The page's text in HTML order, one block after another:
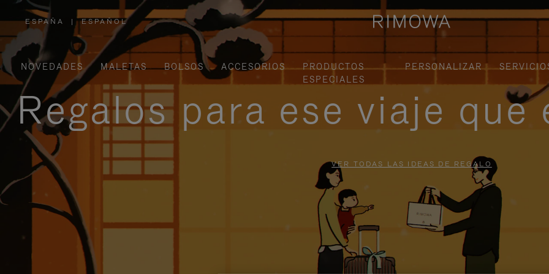
ESPAÑA
,
ELIGE
UBICACIÓN
| ESPAÑOL
NOVEDADES MALETAS BOLSOS ACCESORIOS
PRODUCTOS
ESPECIALES
PERSONALIZAR
Regalos para ese viaje
VER TODAS LAS IDEAS DE REGALO